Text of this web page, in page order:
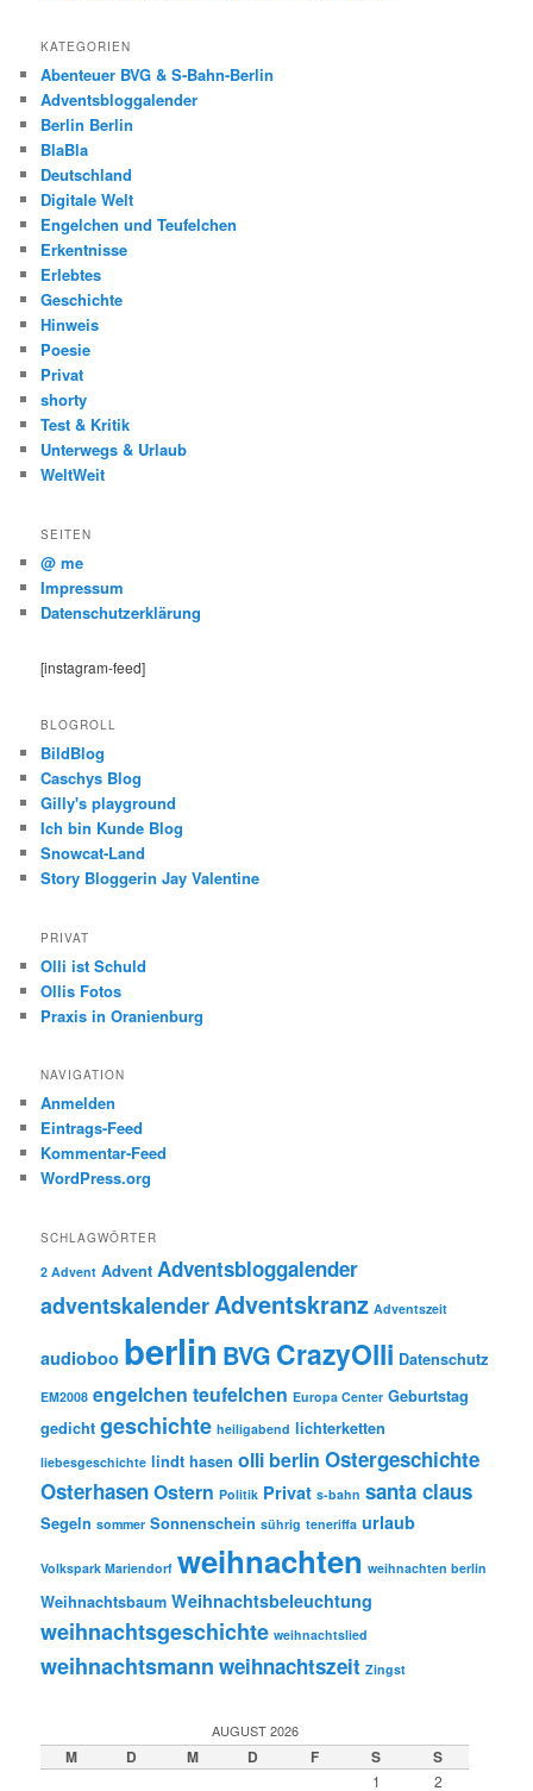
KATEGORIEN
Abenteuer BVG & S-Bahn-Berlin
Adventsbloggalender
Berlin Berlin
BlaBla
Deutschland
Digitale Welt
Engelchen und Teufelchen
Erkentnisse
Erlebtes
Geschichte
Hinweis
Poesie
Privat
shorty
Test & Kritik
Unterwegs & Urlaub
WeltWeit
SEITEN
@ me
Impressum
Datenschutzerklärung
[instagram-feed]
BLOGROLL
BildBlog
Caschys Blog
Gilly's playground
Ich bin Kunde Blog
Snowcat-Land
Story Bloggerin Jay Valentine
PRIVAT
Olli ist Schuld
Ollis Fotos
Praxis in Oranienburg
NAVIGATION
Anmelden
Eintrags-Feed
Kommentar-Feed
WordPress.org
SCHLAGWÖRTER
2 Advent Advent Adventsbloggalender
adventskalenderAdventskranz Adventszeit
audioboo berlin BVG CrazyOlli Datenschutz
EM2008 engelchen teufelchen Europa Center Geburtstag
gedicht geschichte heiligabend lichterketten
liebesgeschichte lindt hasen olli berlin Ostergeschichte
OsterhasenOstern Politik Privat s-bahn santa claus
Segeln sommer Sonnenschein sührig teneriffa urlaub
Volkspark Mariendorf weihnachten weihnachten berlin
Weihnachtsbaum Weihnachtsbeleuchtung
weihnachtsgeschichte weihnachtslied
weihnachtsmann weihnachtszeit Zingst
AUGUST 2026
M D M D F S S
1 2